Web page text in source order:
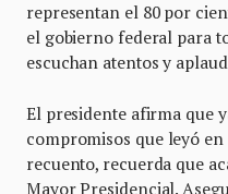
representan el 80 por
el gobierno federal para
escuchan atentos y
El presidente afirma que
compromisos que leyó en
recuento, recuerda que
Mayor Presidencial.